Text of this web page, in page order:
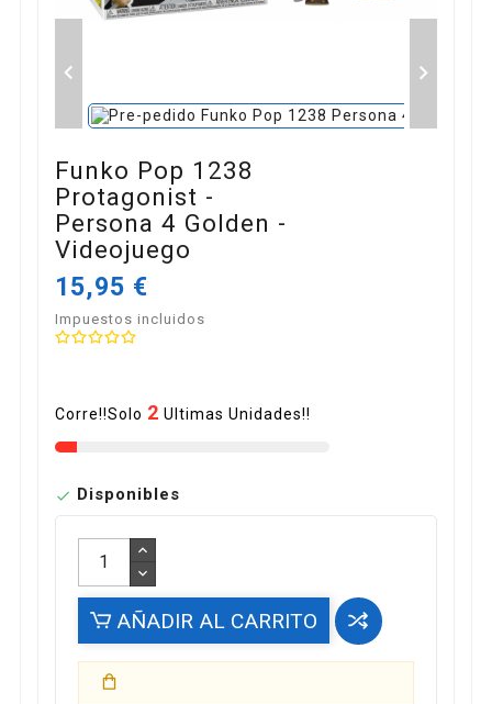
 
Funko Pop 1238
Protagonist -
Persona 4 Golden -
Videojuego
15,95 €
Impuestos incluidos
Corre!!Solo 2 Ultimas Unidades!!
 Disponibles
AÑADIR AL CARRITO